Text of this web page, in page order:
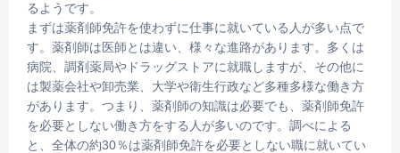
るようです。
まずは薬剤師免許を使わずに仕事に就いている人が多い点で
す。薬剤師は医師とは違い、様々な進路があります。多くは
病院、調剤薬局やドラッグストアに就職しますが、その他に
は製薬会社や卸売業、大学や衛生行政など多種多様な働き方
があります。つまり、薬剤師の知識は必要でも、薬剤師免許
を必要としない働き方をする人が多いのです。調べによる
と、全体の約30％は薬剤師免許を必要としない職に就いてい